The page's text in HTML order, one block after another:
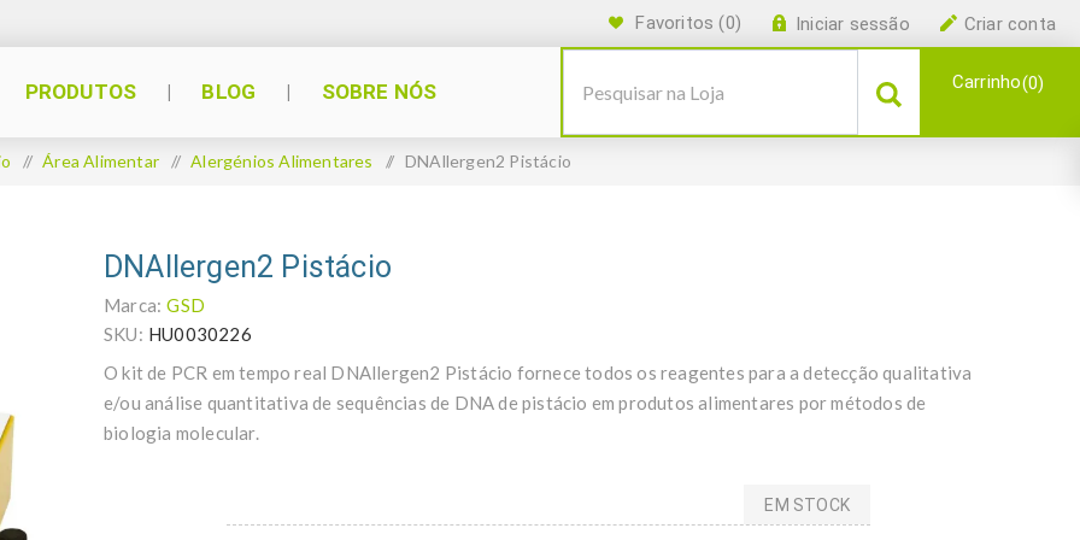
Criar conta
Iniciar sessão
Favoritos (0)
PRODUTOS BLOG SOBRE NÓS Carrinho 0
/ Área Alimentar / Alergénios Alimentares / DNAllergen2 Pistácio
DNAllergen2 Pistácio
Marca: GSD
SKU: HU0030226
O kit de PCR em tempo real DNAllergen2 Pistácio fornece todos os reagentes para a detecção qualitativa
e/ou análise quantitativa de sequências de DNA de pistácio em produtos alimentares por métodos de
biologia molecular.
EM STOCK